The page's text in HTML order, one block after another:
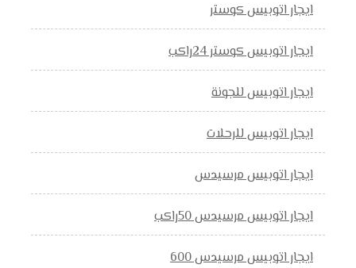
ايجار اتوبيس كوستر
ايجار اتوبيس كوستر 24راكب
ايجار اتوبيس للجونة
ايجار اتوبيس للرحلات
ايجار اتوبيس مرسيدس
ايجار اتوبيس مرسيدس 50راكب
ايجار اتوبيس مرسيدس 600